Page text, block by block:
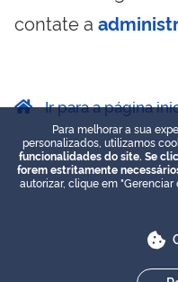
contate a
Ir para a página
Para melhorar a sua
personalizados, utilizamos
funcionalidades do site. Se
forem estritamente
autorizar, clique em "Gerenciar